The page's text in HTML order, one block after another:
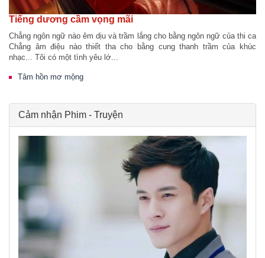
Tiếng dương cầm vọng mãi
Chẳng ngôn ngữ nào êm dịu và trầm lắng cho bằng ngôn ngữ của thi ca
Chẳng âm điệu nào thiết tha cho bằng cung thanh trầm của khúc
nhạc... Tôi có một tình yêu lớ...
Tâm hồn mơ mộng
Cảm nhận Phim - Truyện